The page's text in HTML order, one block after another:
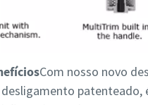
Com nosso novo
patenteado,